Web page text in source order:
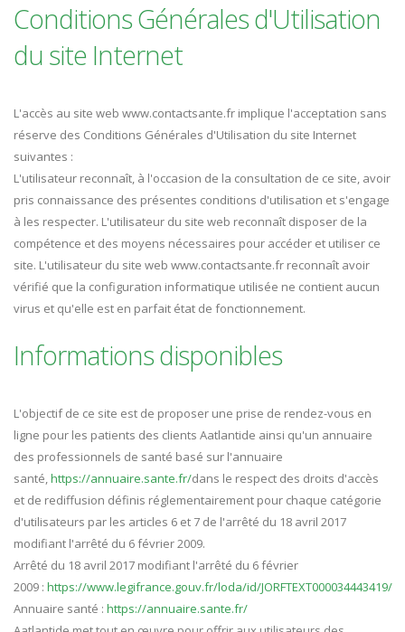
Conditions Générales d'Utilisation
du site Internet
L'accès au site web www.contactsante.fr implique l'acceptation sans
réserve des Conditions Générales d'Utilisation du site Internet
suivantes :
L'utilisateur reconnaît, à l'occasion de la consultation de ce site, avoir
pris connaissance des présentes conditions d'utilisation et s'engage
à les respecter. L'utilisateur du site web reconnaît disposer de la
compétence et des moyens nécessaires pour accéder et utiliser ce
site. L'utilisateur du site web www.contactsante.fr reconnaît avoir
vérifié que la configuration informatique utilisée ne contient aucun
virus et qu'elle est en parfait état de fonctionnement.
Informations disponibles
L'objectif de ce site est de proposer une prise de rendez-vous en
ligne pour les patients des clients Aatlantide ainsi qu'un annuaire
des professionnels de santé basé sur l'annuaire
santé,https://annuaire.sante.fr/dans le respect des droits d'accès
et de rediffusion définis réglementairement pour chaque catégorie
d'utilisateurs par les articles 6 et 7 de l'arrêté du 18 avril 2017
modifiant l'arrêté du 6 février 2009.
Arrêté du 18 avril 2017 modifiant l'arrêté du 6 février
2009 : https://www.legifrance.gouv.fr/loda/id/JORFTEXT000034443419/
Annuaire santé : https://annuaire.sante.fr/